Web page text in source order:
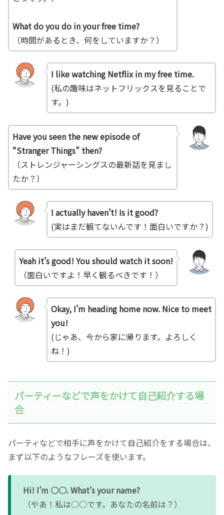
What do you do in your free time?
（時間があるとき、何をしていますか？）
I like watching Netflix in my free time.
(私の趣味はネットフリックスを見ることで
す。)
Have you seen the new episode of
“Stranger Things” then?
（ストレンジャーシングスの最新話を見まし
たか？）
I actually haven’t! Is it good?
(実はまだ観てないんです！面白いですか？)
Yeah it’s good! You should watch it soon!
（面白いですよ！早く観るべきです！）
Okay, I’m heading home now. Nice to meet
you!
(じゃあ、今から家に帰ります。よろしく
ね！)
パーティーなどで声をかけて自己紹介する場
合
パーティなどで相手に声をかけて自己紹介をする場合は、
まず以下のようなフレーズを使います。
Hi! I’m ○○. What’s your name?
（やあ！私は○○です。あなたの名前は？）